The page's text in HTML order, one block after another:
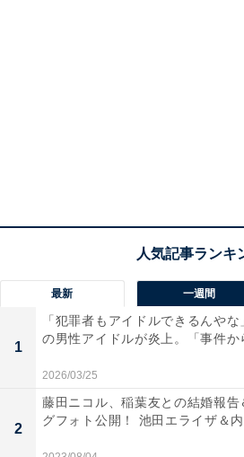
最新 一週間
1
「犯罪者もアイドルできるんや
の男性アイドルが炎上。「事件か
2026/03/25
2
藤田ニコル、稲葉友との結婚報告
グフォト公開！ 池田エライザ＆